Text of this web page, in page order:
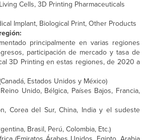
Cells, 3D Printing Pharmaceuticals
Implant, Biological Print, Other Products
principalmente en varias regiones
participación de mercado y tasa de
3D Printing en estas regiones, de 2020 a
Estados Unidos y México)
Unido, Bélgica, Países Bajos, Francia,
Corea del Sur, China, India y el sudeste
Brasil, Perú, Colombia, Etc.)